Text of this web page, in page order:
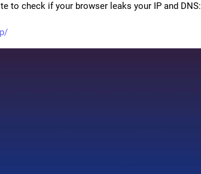
to check if your browser leaks your IP and DNS: